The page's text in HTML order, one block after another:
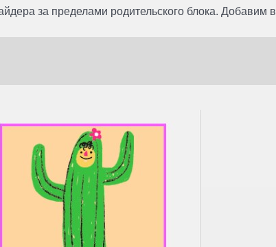
за пределами родительского блока. Добавим в